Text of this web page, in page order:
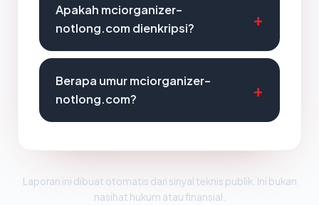
Apakah mciorganizer-
notlong.com dienkripsi?
Berapa umur mciorganizer-
notlong.com?
Laporan ini dibuat otomatis dari sinyal teknis publik. Ini bukan
nasihat hukum atau finansial.